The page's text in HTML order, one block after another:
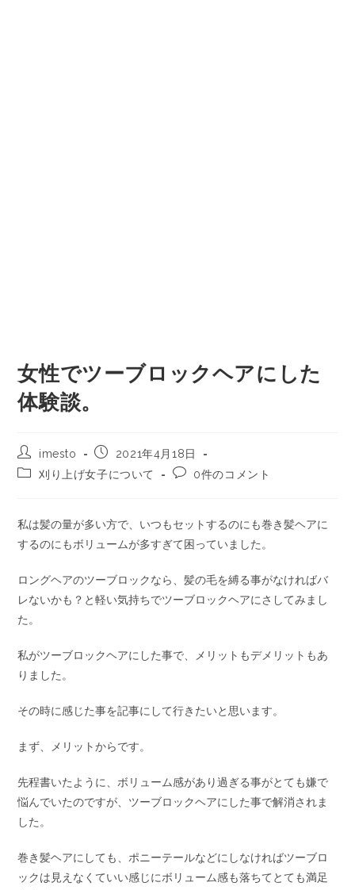
女性でツーブロックヘアにした
体験談。
imesto
2021年4月18日
刈り上げ女子について
0件のコメント
私は髪の量が多い方で、いつもセットするのにも巻き髪ヘアに
するのにもボリュームが多すぎて困っていました。
ロングヘアのツーブロックなら、髪の毛を縛る事がなければバ
レないかも？と軽い気持ちでツーブロックヘアにさしてみまし
た。
私がツーブロックヘアにした事で、メリットもデメリットもあ
りました。
その時に感じた事を記事にして行きたいと思います。
まず、メリットからです。
先程書いたように、ボリューム感があり過ぎる事がとても嫌で
悩んでいたのですが、ツーブロックヘアにした事で解消されま
した。
巻き髪ヘアにしても、ポニーテールなどにしなければツーブロ
ックは見えなくていい感じにボリューム感も落ちてとても満足